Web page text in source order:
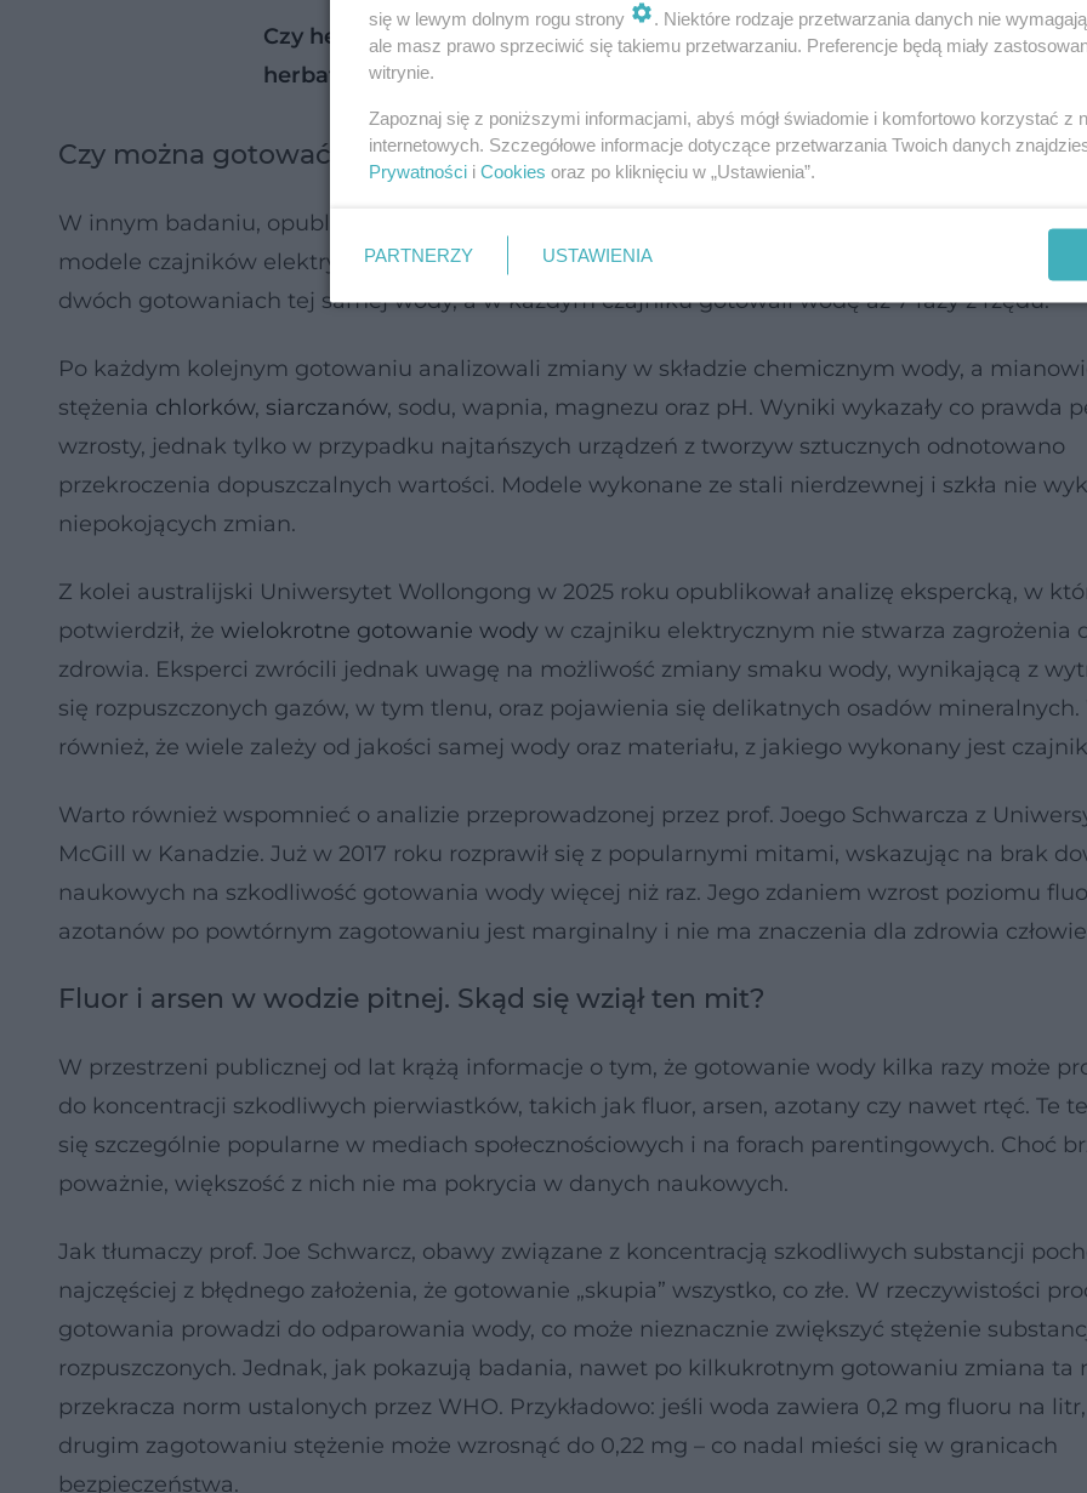
Czy herbata jest zdrowa? Jakie właściwości lecznicze posiada
herbata?
Czy można gotować wodę dwa i więcej razy?
W innym badaniu, opublikowanym w 2021 roku na łamach
pod uwagę wzięto
modele czajników elektrycznych. Naukowcy ocenili aż 11 różnych modeli. Co więcej, nie
dwóch gotowaniach tej samej wody, a w każdym czajniku gotowali wodę aż 7 razy z rzędu.
Po każdym kolejnym gotowaniu analizowali zmiany w składzie chemicznym wody, a
stężenia chlorków, siarczanów, sodu, wapnia, magnezu oraz pH. Wyniki wykazały co prawda
wzrosty, jednak tylko w przypadku najtańszych urządzeń z tworzyw sztucznych odnotowano
przekroczenia dopuszczalnych wartości. Modele wykonane ze stali nierdzewnej i szkła nie
niepokojących zmian.
Z kolei australijski Uniwersytet Wollongong w 2025 roku opublikował analizę ekspercką, w
potwierdził, że wielokrotne gotowanie wody w czajniku elektrycznym nie stwarza zagrożenia
zdrowia. Eksperci zwrócili jednak uwagę na możliwość zmiany smaku wody, wynikającą z
się rozpuszczonych gazów, w tym tlenu, oraz pojawienia się delikatnych osadów mineralnych.
również, że wiele zależy od jakości samej wody oraz materiału, z jakiego wykonany jest
Warto również wspomnieć o analizie przeprowadzonej przez prof. Joego Schwarcza z
McGill w Kanadzie. Już w 2017 roku rozprawił się z popularnymi mitami, wskazując na brak
naukowych na szkodliwość gotowania wody więcej niż raz. Jego zdaniem wzrost poziomu
azotanów po powtórnym zagotowaniu jest marginalny i nie ma znaczenia dla zdrowia
Fluor i arsen w wodzie pitnej. Skąd się wziął ten mit?
W przestrzeni publicznej od lat krążą informacje o tym, że gotowanie wody kilka razy może
do koncentracji szkodliwych pierwiastków, takich jak fluor, arsen, azotany czy nawet rtęć. Te
się szczególnie popularne w mediach społecznościowych i na forach parentingowych. Choć
poważnie, większość z nich nie ma pokrycia w danych naukowych.
Jak tłumaczy prof. Joe Schwarcz, obawy związane z koncentracją szkodliwych substancji
najczęściej z błędnego założenia, że gotowanie „skupia” wszystko, co złe. W rzeczywistości
gotowania prowadzi do odparowania wody, co może nieznacznie zwiększyć stężenie
rozpuszczonych. Jednak, jak pokazują badania, nawet po kilkukrotnym gotowaniu zmiana ta
przekracza norm ustalonych przez WHO. Przykładowo: jeśli woda zawiera 0,2 mg fluoru na
drugim zagotowaniu stężenie może wzrosnąć do 0,22 mg – co nadal mieści się w granicach
bezpieczeństwa.
się w lewym dolnym rogu strony
. Niektóre rodzaje przetwarzania danych nie
ale masz prawo sprzeciwić się takiemu przetwarzaniu. Preferencje będą miały
witrynie.
Zapoznaj się z poniższymi informacjami, abyś mógł świadomie i komfortowo korzystać z
internetowych. Szczegółowe informacje dotyczące przetwarzania Twoich danych
Prywatności i Cookies oraz po kliknięciu w „Ustawienia”.
PARTNERZY USTAWIENIA